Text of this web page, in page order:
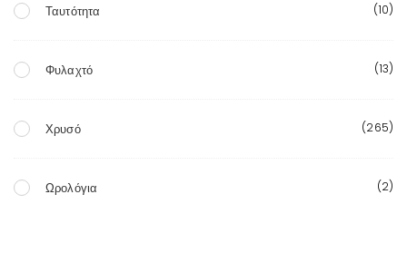
Ταυτότητα (10)
Φυλαχτό (13)
Χρυσό (265)
Ωρολόγια (2)